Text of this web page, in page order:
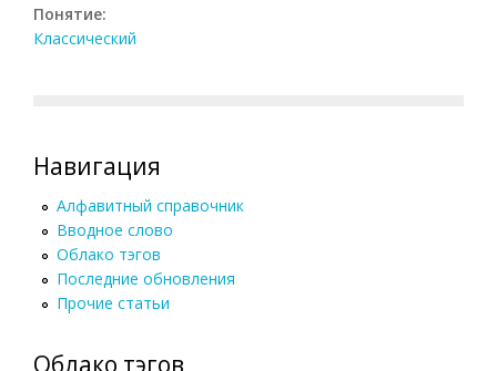
Понятие:
Классический
Навигация
Алфавитный справочник
Вводное слово
Облако тэгов
Последние обновления
Прочие статьи
Облако тэгов